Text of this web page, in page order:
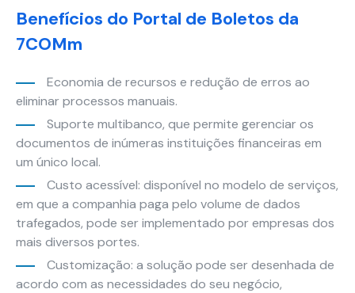
Benefícios do Portal de Boletos da
7COMm
Economia de recursos e redução de erros ao
eliminar processos manuais.
Suporte multibanco, que permite gerenciar os
documentos de inúmeras instituições financeiras em
um único local.
Custo acessível: disponível no modelo de serviços,
em que a companhia paga pelo volume de dados
trafegados, pode ser implementado por empresas dos
mais diversos portes.
Customização: a solução pode ser desenhada de
acordo com as necessidades do seu negócio,
base em
como o site é
Experiência
Para que o
nosso site
funcione o
melhor
possível
durante a sua
visita. Se você
recusar esses
cookies,
algumas